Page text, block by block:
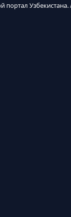
портал